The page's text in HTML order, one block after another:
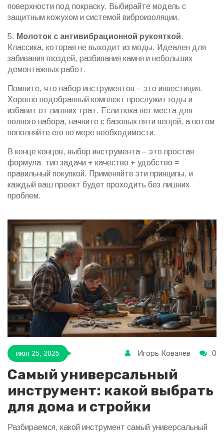
поверхности под покраску. Выбирайте модель с
защитным кожухом и системой виброизоляции.
5. Молоток с антивибрационной рукояткой.
Классика, которая не выходит из моды. Идеален для
забивания гвоздей, разбивания камня и небольших
демонтажных работ.
Помните, что набор инструментов – это инвестиция.
Хорошо подобранный комплект прослужит годы и
избавит от лишних трат. Если пока нет места для
полного набора, начните с базовых пяти вещей, а потом
пополняйте его по мере необходимости.
В конце концов, выбор инструмента – это простая
формула: тип задачи + качество + удобство =
правильный покупкой. Применяйте эти принципы, и
каждый ваш проект будет проходить без лишних
проблем.
июл 25, 2025 Игорь Ковалев 0
Самый универсальный
инструмент: какой выбрать
для дома и стройки
Разбираемся, какой инструмент самый универсальный